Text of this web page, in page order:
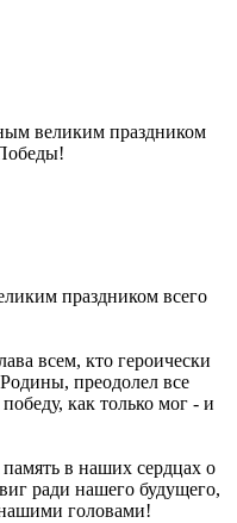
великим праздником
праздником всего
всем, кто героически
преодолел все
как только мог - и
память в наших сердцах о
ради нашего будущего,
головами!